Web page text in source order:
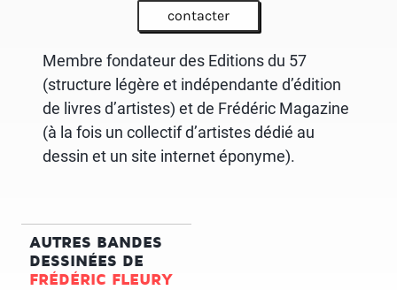
contacter
Membre fondateur des Editions du 57
(structure légère et indépendante d’édition
de livres d’artistes) et de Frédéric Magazine
(à la fois un collectif d’artistes dédié au
dessin et un site internet éponyme).
AUTRES BANDES
DESSINÉES DE
FRÉDÉRIC FLEURY